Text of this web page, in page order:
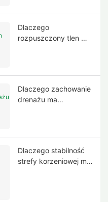
Dlaczego
rozpuszczony tlen ma
Dlaczego zachowanie
drenażu ma
Dlaczego stabilność
strefy korzeniowej ma